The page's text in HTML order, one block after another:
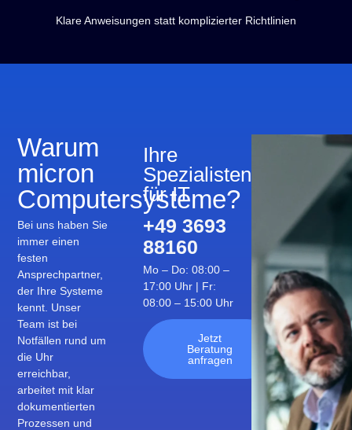
Klare Anweisungen statt komplizierter Richtlinien
Warum
micron
Computersysteme?
Bei uns haben Sie
immer einen
festen
Ansprechpartner,
der Ihre Systeme
kennt. Unser
Team ist bei
Notfällen rund um
die Uhr
erreichbar,
arbeitet mit klar
dokumentierten
Prozessen und
Ihre
Spezialisten
für IT
+49 3693
88160
Mo – Do: 08:00 –
17:00 Uhr | Fr:
08:00 – 15:00 Uhr
Jetzt
Beratung
anfragen